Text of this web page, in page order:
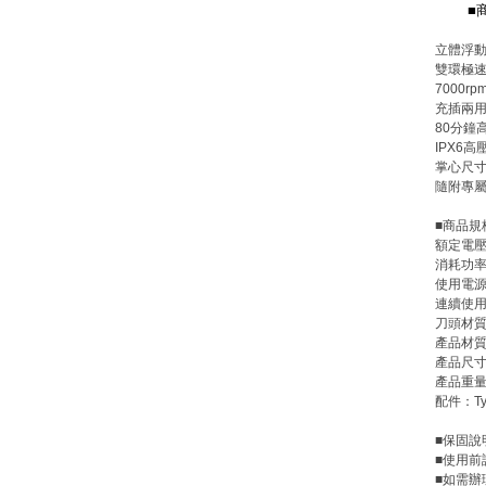
■
立體浮
雙環極
充插兩
80分鐘
IPX6高
掌心尺
隨附專
■商品規
額定電
消耗功
使用電
連續使
刀頭材
產品材
產品尺
產品重
配件：
■保固說
■使用前
■如需辦